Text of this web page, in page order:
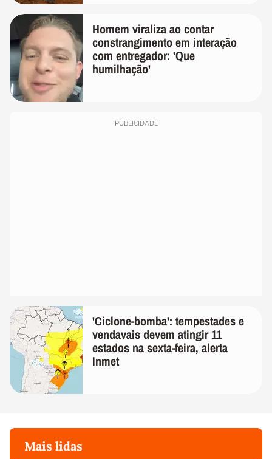
Homem viraliza ao contar
constrangimento em interação
com entregador: 'Que
humilhação'
PUBLICIDADE
'Ciclone-bomba': tempestades e
vendavais devem atingir 11
estados na sexta-feira, alerta
Inmet
Mais lidas